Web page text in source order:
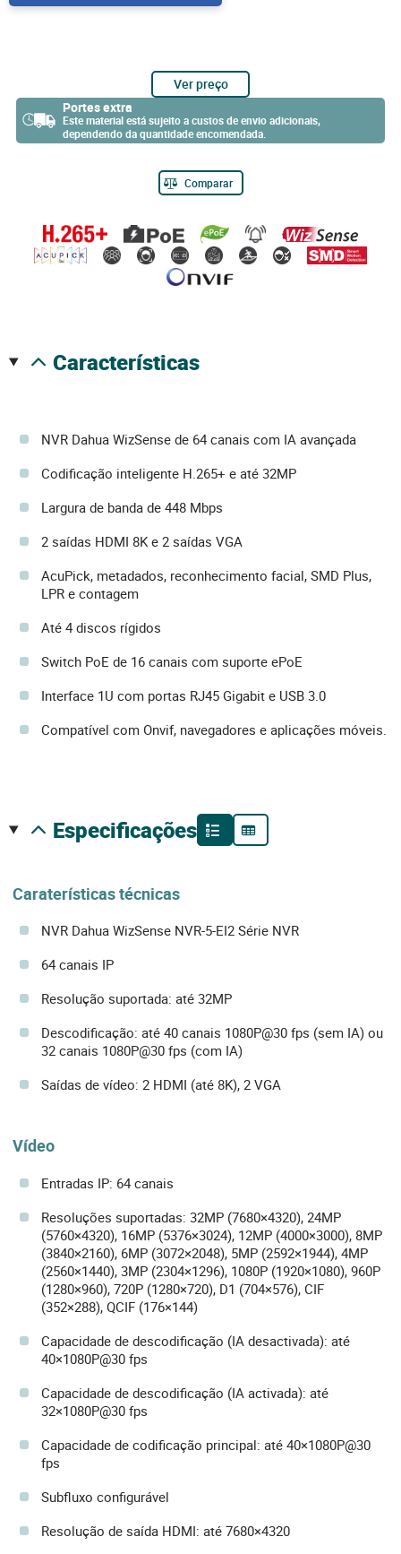
Ver preço
Portes extra
Este material está sujeito a custos de envio adicionais,
dependendo da quantidade encomendada.
Comparar
características
NVR Dahua WizSense de 64 canais com IA avançada
Codificação inteligente H.265+ e até 32MP
Largura de banda de 448 Mbps
2 saídas HDMI 8K e 2 saídas VGA
AcuPick, metadados, reconhecimento facial, SMD Plus,
LPR e contagem
Até 4 discos rígidos
Switch PoE de 16 canais com suporte ePoE
Interface 1U com portas RJ45 Gigabit e USB 3.0
Compatível com Onvif, navegadores e aplicações móveis.
especificações
Caraterísticas técnicas
NVR Dahua WizSense NVR-5-EI2 Série NVR
64 canais IP
Resolução suportada: até 32MP
Descodificação: até 40 canais 1080P@30 fps (sem IA) ou
32 canais 1080P@30 fps (com IA)
Saídas de vídeo: 2 HDMI (até 8K), 2 VGA
Vídeo
Entradas IP: 64 canais
Resoluções suportadas: 32MP (7680×4320), 24MP
(5760×4320), 16MP (5376×3024), 12MP (4000×3000), 8MP
(3840×2160), 6MP (3072×2048), 5MP (2592×1944), 4MP
(2560×1440), 3MP (2304×1296), 1080P (1920×1080), 960P
(1280×960), 720P (1280×720), D1 (704×576), CIF
(352×288), QCIF (176×144)
Capacidade de descodificação (IA desactivada): até
40×1080P@30 fps
Capacidade de descodificação (IA activada): até
32×1080P@30 fps
Capacidade de codificação principal: até 40×1080P@30
fps
Subfluxo configurável
Resolução de saída HDMI: até 7680×4320